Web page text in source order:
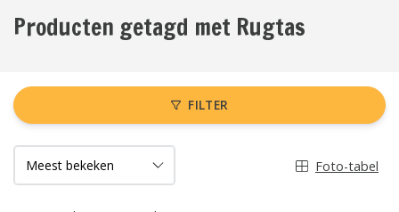
Producten getagd met Rugtas
FILTER
Foto-tabel